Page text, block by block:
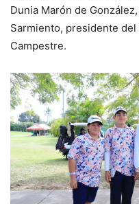
Dunia Marón de
Sarmiento, presidente
Campestre.